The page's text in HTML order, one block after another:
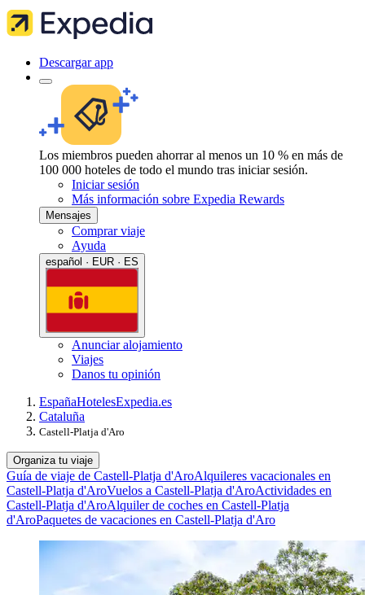
Descargar app
Los miembros pueden ahorrar al menos un 10 % en más de
100 000 hoteles de todo el mundo tras iniciar sesión.
Iniciar sesión
Más información sobre Expedia Rewards
Mensajes
Comprar viaje
Ayuda
español · EUR · ES
Anunciar alojamiento
Viajes
Danos tu opinión
EspañaHotelesExpedia.es
Cataluña
Castell-Platja d'Aro
Organiza tu viaje
Guía de viaje de Castell-Platja d'AroAlquileres vacacionales en
Castell-Platja d'AroVuelos a Castell-Platja d'AroActividades en
Castell-Platja d'AroAlquiler de coches en Castell-Platja
d'AroPaquetes de vacaciones en Castell-Platja d'Aro